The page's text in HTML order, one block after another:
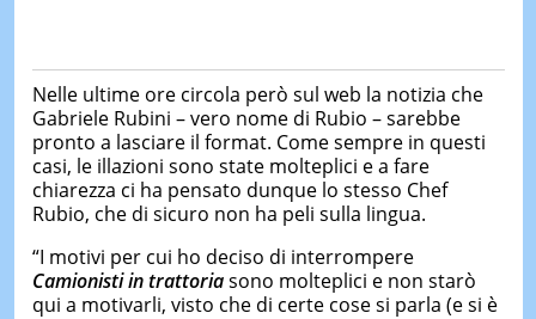
Nelle ultime ore circola però sul web la notizia che
Gabriele Rubini – vero nome di Rubio – sarebbe
pronto a lasciare il format. Come sempre in questi
casi, le illazioni sono state molteplici e a fare
chiarezza ci ha pensato dunque lo stesso Chef
Rubio, che di sicuro non ha peli sulla lingua.
“I motivi per cui ho deciso di interrompere
Camionisti in trattoriasono molteplici e non starò
qui a motivarli, visto che di certe cose si parla (e si è